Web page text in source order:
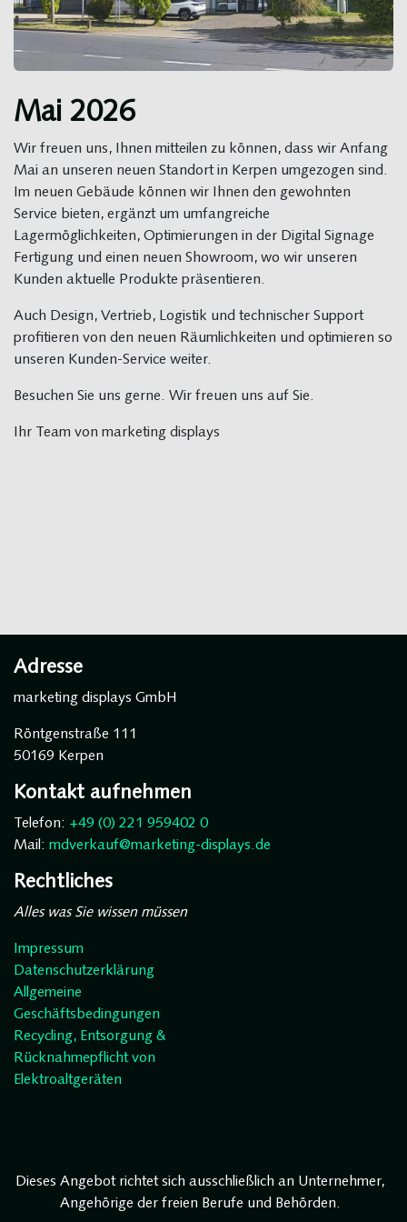
Mai 2026
Wir freuen uns, Ihnen mitteilen zu können, dass wir Anfang
Mai an unseren neuen Standort in Kerpen umgezogen sind.
Im neuen Gebäude können wir Ihnen den gewohnten
Service bieten, ergänzt um umfangreiche
Lagermöglichkeiten, Optimierungen in der Digital Signage
Fertigung und einen neuen Showroom, wo wir unseren
Kunden aktuelle Produkte präsentieren.
Auch Design, Vertrieb, Logistik und technischer Support
profitieren von den neuen Räumlichkeiten und optimieren so
unseren Kunden-Service weiter.
Besuchen Sie uns gerne. Wir freuen uns auf Sie.
Ihr Team von marketing displays
Adresse
marketing displays GmbH
Röntgenstraße 111
50169 Kerpen
Kontakt aufnehmen
Telefon: +49 (0) 221 959402 0
Mail: mdverkauf@marketing-displays.de
Rechtliches
Alles was Sie wissen müssen
Impressum
Datenschutzerklärung
Allgemeine
Geschäftsbedingungen
Recycling, Entsorgung &
Rücknahmepflicht von
Elektroaltgeräten
Dieses Angebot richtet sich ausschließlich an Unternehmer,
Angehörige der freien Berufe und Behörden.